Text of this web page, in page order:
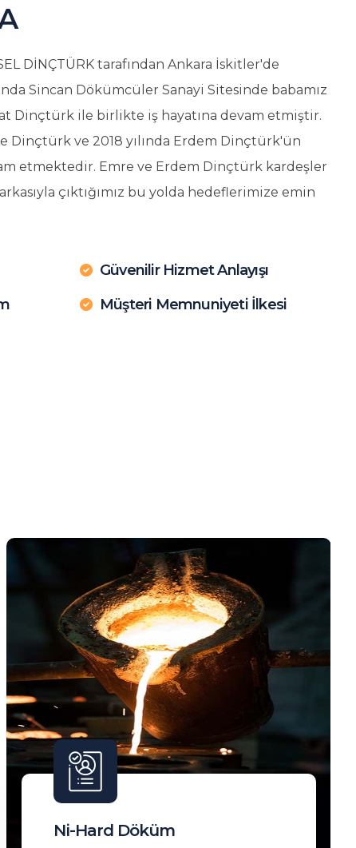
DİNÇTÜRK tarafından Ankara İskitler'de
Sincan Dökümcüler Sanayi Sitesinde babamız
Dinçtürk ile birlikte iş hayatına devam etmiştir.
Dinçtürk ve 2018 yılında Erdem Dinçtürk'ün
etmektedir. Emre ve Erdem Dinçtürk kardeşler
çıktığımız bu yolda hedeflerimize emin
Güvenilir Hizmet Anlayışı
Müşteri Memnuniyeti İlkesi
Manganlı Döküm